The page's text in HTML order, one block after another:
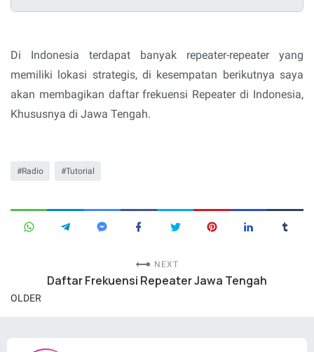
Di Indonesia terdapat banyak repeater-repeater yang
memiliki lokasi strategis, di kesempatan berikutnya saya
akan membagikan daftar frekuensi Repeater di Indonesia,
Khususnya di Jawa Tengah.
Radio Tutorial
NEXT
Daftar Frekuensi Repeater Jawa Tengah
OLDER